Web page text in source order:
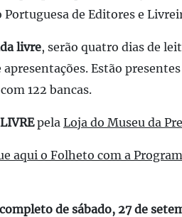
Portuguesa de Editores e
livre, serão quatro dias de
apresentações. Estão
122 bancas.
pela Loja do Museu da
aqui o Folheto com a
de sábado, 27 de